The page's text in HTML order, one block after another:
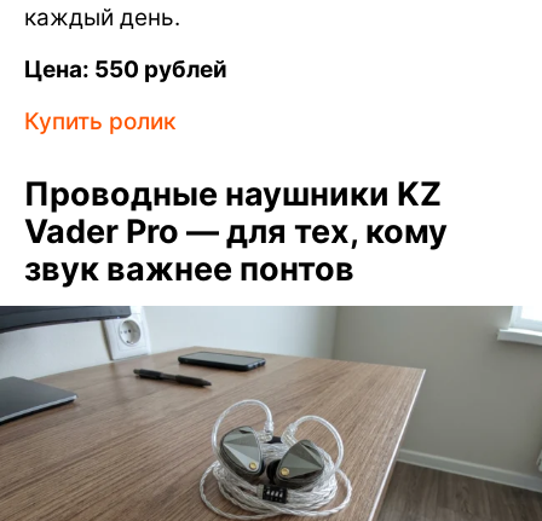
каждый день.
Цена: 550 рублей
Купить ролик
Проводные наушники KZ
Vader Pro — для тех, кому
звук важнее понтов